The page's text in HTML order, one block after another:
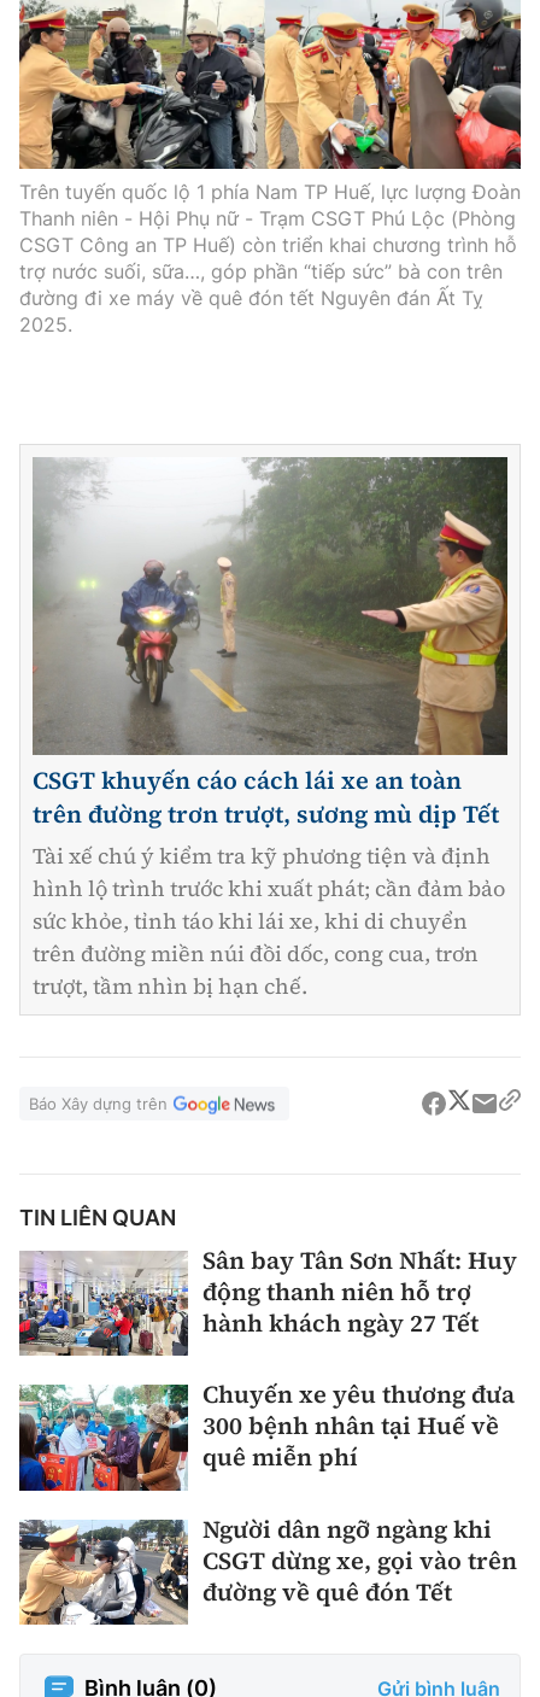
Trên tuyến quốc lộ 1 phía Nam TP Huế, lực lượng Đoàn
Thanh niên - Hội Phụ nữ - Trạm CSGT Phú Lộc (Phòng
CSGT Công an TP Huế) còn triển khai chương trình hỗ
trợ nước suối, sữa…, góp phần “tiếp sức” bà con trên
đường đi xe máy về quê đón tết Nguyên đán Ất Tỵ
2025.
CSGT khuyến cáo cách lái xe an toàn
trên đường trơn trượt, sương mù dịp Tết
Tài xế chú ý kiểm tra kỹ phương tiện và định
hình lộ trình trước khi xuất phát; cần đảm bảo
sức khỏe, tỉnh táo khi lái xe, khi di chuyển
trên đường miền núi đồi dốc, cong cua, trơn
trượt, tầm nhìn bị hạn chế.
Báo Xây dựng trên
TIN LIÊN QUAN
Sân bay Tân Sơn Nhất: Huy
động thanh niên hỗ trợ
hành khách ngày 27 Tết
Chuyến xe yêu thương đưa
300 bệnh nhân tại Huế về
quê miễn phí
Người dân ngỡ ngàng khi
CSGT dừng xe, gọi vào trên
đường về quê đón Tết
Bình luận (0) Gửi bình luận